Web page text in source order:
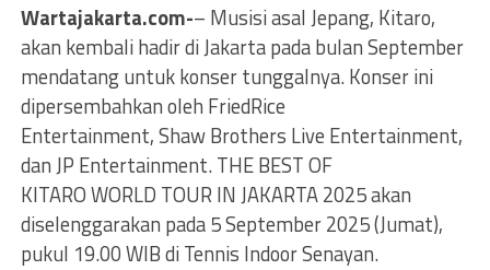
Wartajakarta.com-– Musisi asal Jepang, Kitaro,
akan kembali hadir di Jakarta pada bulan September
mendatang untuk konser tunggalnya. Konser ini
dipersembahkan oleh FriedRice
Entertainment, Shaw Brothers Live Entertainment,
dan JP Entertainment. THE BEST OF
KITARO WORLD TOUR IN JAKARTA 2025 akan
diselenggarakan pada 5 September 2025 (Jumat),
pukul 19.00 WIB di Tennis Indoor Senayan.